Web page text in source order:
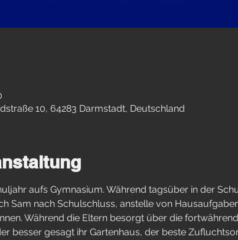
10, 64283 Darmstadt, Deutschland
aufs Gymnasium. Während tagsüber in der
Sam nach Schulschluss, anstelle von
Während die Eltern besorgt über die
besser gesagt ihr Gartenhaus, der beste